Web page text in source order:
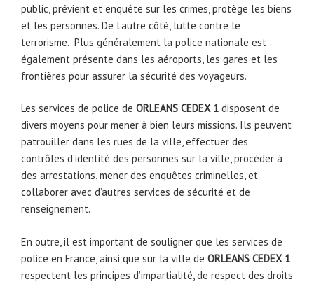
public, prévient et enquête sur les crimes, protège les biens
et les personnes. De l’autre côté, lutte contre le
terrorisme.. Plus généralement la police nationale est
également présente dans les aéroports, les gares et les
frontières pour assurer la sécurité des voyageurs.
Les services de police de ORLEANS CEDEX 1 disposent de
divers moyens pour mener à bien leurs missions. Ils peuvent
patrouiller dans les rues de la ville, effectuer des
contrôles d’identité des personnes sur la ville, procéder à
des arrestations, mener des enquêtes criminelles, et
collaborer avec d’autres services de sécurité et de
renseignement.
En outre, il est important de souligner que les services de
police en France, ainsi que sur la ville de ORLEANS CEDEX 1
respectent les principes d’impartialité, de respect des droits